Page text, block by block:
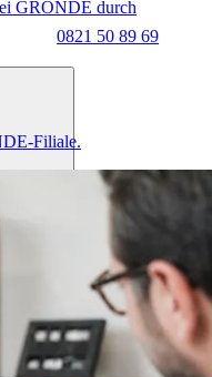
0821 50 89 69
Filiale.